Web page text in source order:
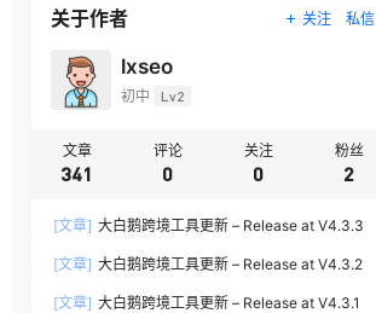
关于作者 关注 私信
lxseo
初中 Lv2
文章
341
评论
0
关注
0
粉丝
2
[文章] 大白鹅跨境工具更新 – Release at V4.3.3
[文章] 大白鹅跨境工具更新 – Release at V4.3.2
[文章] 大白鹅跨境工具更新 – Release at V4.3.1